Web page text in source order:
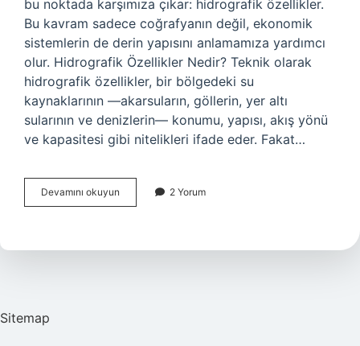
bu noktada karşımıza çıkar: hidrografik özellikler.
Bu kavram sadece coğrafyanın değil, ekonomik
sistemlerin de derin yapısını anlamamıza yardımcı
olur. Hidrografik Özellikler Nedir? Teknik olarak
hidrografik özellikler, bir bölgedeki su
kaynaklarının —akarsuların, göllerin, yer altı
sularının ve denizlerin— konumu, yapısı, akış yönü
ve kapasitesi gibi nitelikleri ifade eder. Fakat…
Devamını okuyun Hidrografik
özellikler
2 Yorum
Sitemap